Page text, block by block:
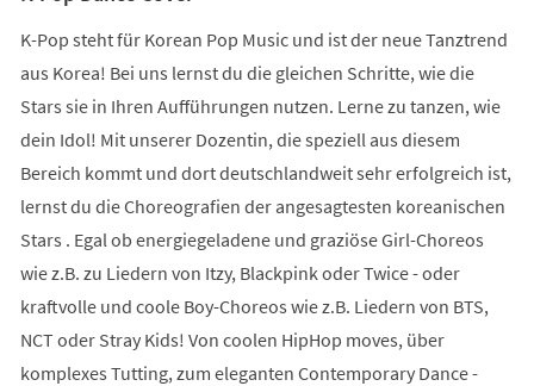
K-Pop steht für Korean Pop Music und ist der neue Tanztrend
aus Korea! Bei uns lernst du die gleichen Schritte, wie die
Stars sie in Ihren Aufführungen nutzen. Lerne zu tanzen, wie
dein Idol! Mit unserer Dozentin, die speziell aus diesem
Bereich kommt und dort deutschlandweit sehr erfolgreich ist,
lernst du die Choreografien der angesagtesten koreanischen
Stars . Egal ob energiegeladene und graziöse Girl-Choreos
wie z.B. zu Liedern von Itzy, Blackpink oder Twice - oder
kraftvolle und coole Boy-Choreos wie z.B. Liedern von BTS,
NCT oder Stray Kids! Von coolen HipHop moves, über
komplexes Tutting, zum eleganten Contemporary Dance -